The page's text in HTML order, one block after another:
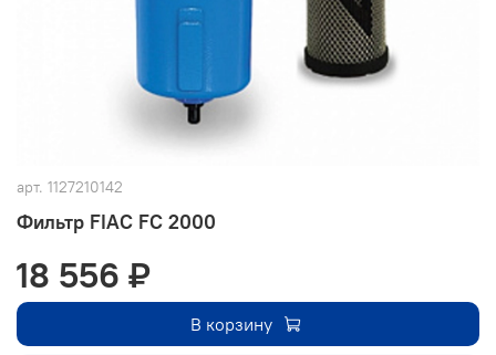
арт. 1127210142
Фильтр FIAC FC 2000
18 556 ₽
В корзину